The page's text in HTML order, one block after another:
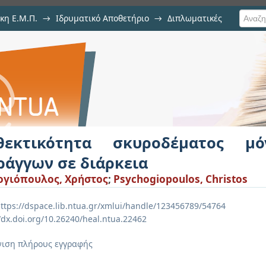
Ε.Μ.Π. → Ιδρυματικό Αποθετήριο → Διπλωματικές
μόνιμης επένδυσης
σκυροδέματος
σε διάρκεια
Χρήστος; Psychogiopoulos, Christos
dspace.lib.ntua.gr/xmlui/handle/123456789/54764
10.26240/heal.ntua.22462
πλήρους εγγραφής